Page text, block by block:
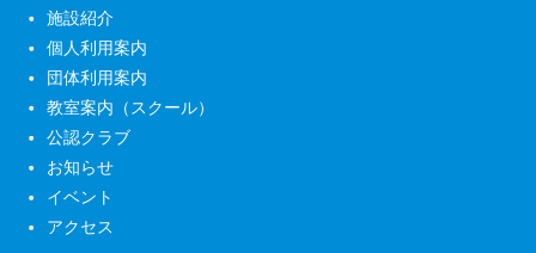
施設紹介
個人利用案内
団体利用案内
教室案内（スクール）
公認クラブ
お知らせ
イベント
アクセス